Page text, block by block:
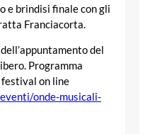
e brindisi finale con gli
Franciacorta.
del
Programma
on line
eventi/onde-musicali-